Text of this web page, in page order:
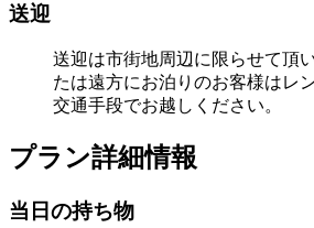
送迎
送迎は市街地周辺に限らせて頂
たは遠方にお泊りのお客様はレ
交通手段でお越しください。
プラン詳細情報
当日の持ち物